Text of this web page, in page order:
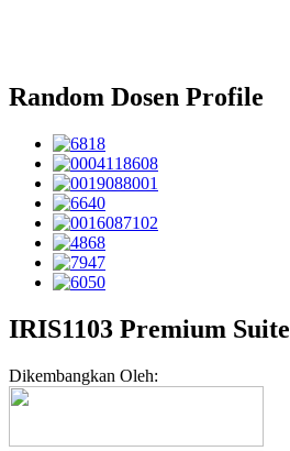
Random Dosen Profile
IRIS1103 Premium Suite
Dikembangkan Oleh: